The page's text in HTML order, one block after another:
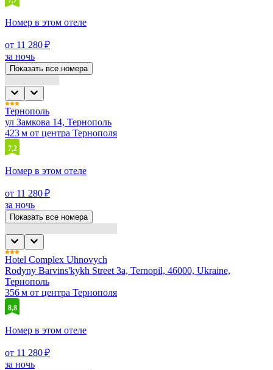
Номер в этом отеле
от 11 280 ₽
за ночь
Показать все номера
Тернополь
ул Замкова 14, Тернополь
423 м от центра Тернополя
7,2
Номер в этом отеле
от 11 280 ₽
за ночь
Показать все номера
Hotel Complex Uhnovych
Rodyny Barvins'kykh Street 3a, Ternopil, 46000, Ukraine,
Тернополь
356 м от центра Тернополя
8,8
Номер в этом отеле
от 11 280 ₽
за ночь